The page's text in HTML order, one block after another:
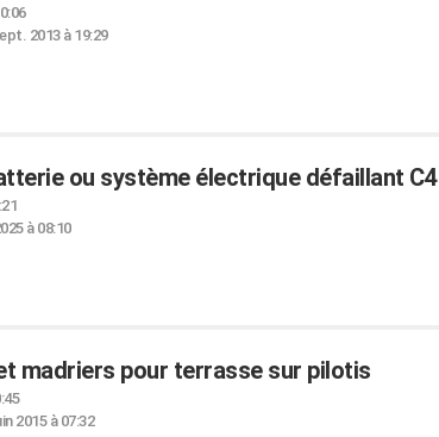
2013 à 19:29
ou système électrique défaillant C4
à 08:10
madriers pour terrasse sur pilotis
2015 à 07:32